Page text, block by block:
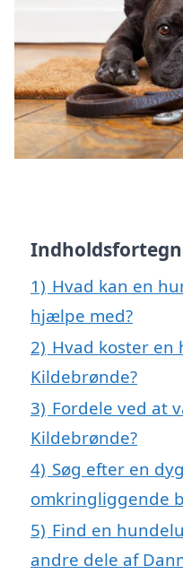
1) Hvad kan en
hjælpe med?
2) Hvad koster
Kildebrønde?
3) Fordele ved at
Kildebrønde?
4) Søg efter en
omkringliggende
5) Find en
andre dele af